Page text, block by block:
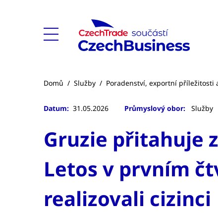
Domů / Služby / Poradenství, exportní příležitosti
Datum: 31.05.2026 Průmyslový obor: Služby
Gruzie přitahuje
Letos v prvním
realizovali cizinci